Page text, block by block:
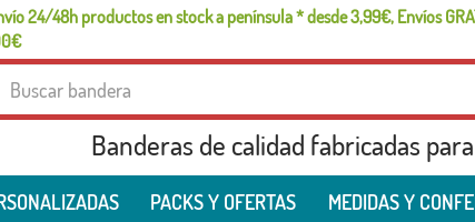
24/48h productos en stock a península * desde 3,99€, Envíos
Banderas de calidad fabricadas
PACKS Y OFERTAS MEDIDAS Y